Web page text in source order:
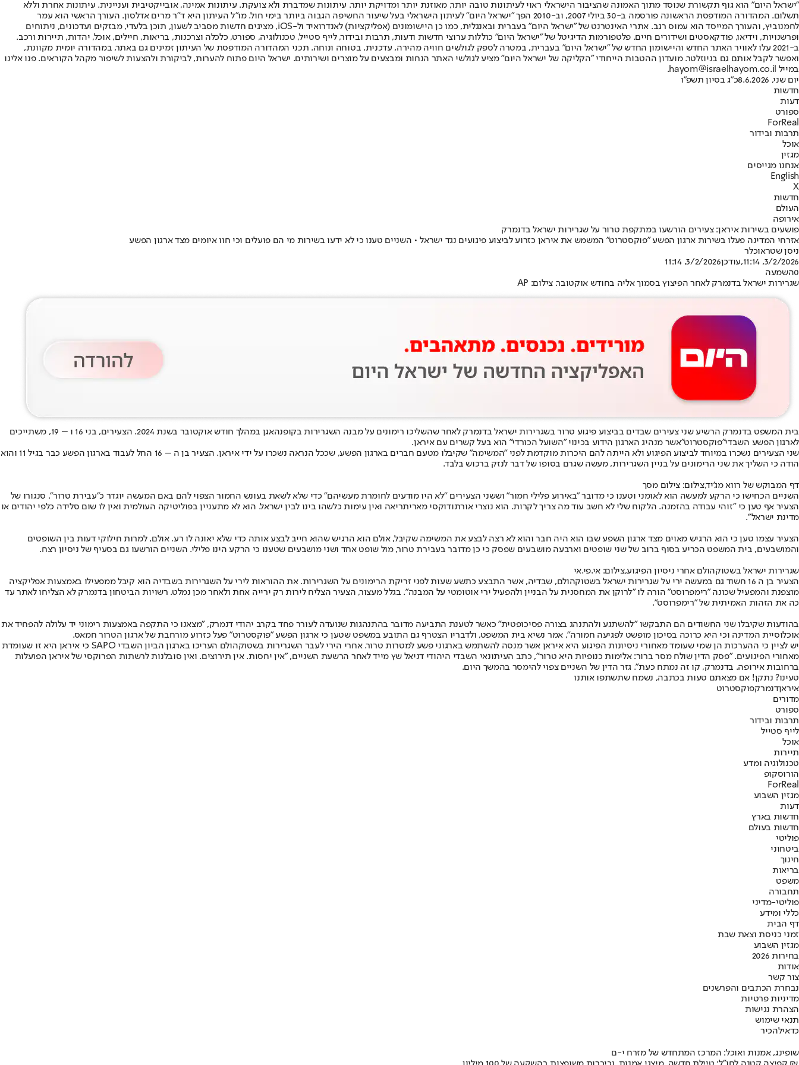
"ישראל היום" הוא גוף תקשורת שנוסד מתוך האמונה שהציבור הישראלי ראוי לעיתונות טובה יותר, מאוזנת יותר ומדויקת יותר. עיתונות שמדברת ולא צועקת. עיתונות אמינה, אובייקטיבית ועניינית. עיתונות אחרת וללא
תשלום. המהדורה המודפסת הראשונה פורסמה ב-30 ביולי 2007, וב-2010 הפך "ישראל היום" לעיתון הישראלי בעל שיעור החשיפה הגבוה ביותר בימי חול. מו"ל העיתון היא ד"ר מרים אדלסון. העורך הראשי הוא עמר
לחמנוביץ, והעורך המייסד הוא עמוס רגב. אתרי האינטרנט של "ישראל היום" בעברית ובאנגלית, כמו כן היישומונים (אפליקציות) לאנדרואיד ול-iOS, מציגים חדשות מסביב לשעון, תוכן בלעדי, מבזקים ועדכונים, ניתוחים
ופרשנויות, וידיאו, פודקאסטים ושידורים חיים. פלטפורמות הדיגיטל של "ישראל היום" כוללות ערוצי חדשות ודעות, תרבות ובידור, לייף סטייל, טכנולוגיה, ספורט, כלכלה וצרכנות, בריאות, חיילים, אוכל, יהדות, תיירות ורכב.
ב-2021 עלו לאוויר האתר החדש והיישומון החדש של "ישראל היום" בעברית, במטרה לספק לגולשים חוויה מהירה, עדכנית, בטוחה ונוחה. תכני המהדורה המודפסת של העיתון זמינים גם באתר, במהדורה יומית מקוונת,
ואפשר לקבל אותם גם בניוזלטר. מועדון ההטבות הייחודי "הקליקה של ישראל היום" מציע לגולשי האתר הנחות ומבצעים על מוצרים ושירותים. ישראל היום פתוח להערות, לביקורת ולהצעות לשיפור מקהל הקוראים. פנו אלינו
במייל hayom@israelhayom.co.il.
יום שני, 8.6.2026
כ"ג בסיון תשפ"ו
חדשות
דעות
ספורט
ForReal
תרבות ובידור
אוכל
מגזין
אנחנו מגייסים
English
X
חדשות
העולם
אירופה
פושעים בשירות איראן: צעירים הורשעו במתקפת טרור על שגרירות ישראל בדנמרק
אזרחי המדינה פעלו בשירות ארגון הפשע "פוקסטרוט" המשמש את איראן כזרוע לביצוע פיגועים נגד ישראל • השניים טענו כי לא ידעו בשירות מי הם פועלים וכי חוו איומים מצד ארגון הפשע
ניסן שטראוכלר
3/2/2026, 11:14
,עודכן3/2/2026, 11:14
0השמעה
שגרירות ישראל בדנמרק לאחר הפיצוץ בסמוך אליה בחודש אוקטובר. צילום: AP
בית המשפט בדנמרק הרשיע שני צעירים שבדים בביצוע פיגוע טרור בשגרירות ישראל בדנמרק לאחר שהשליכו רימונים על מבנה השגרירות בקופנהאגן במהלך חודש אוקטובר בשנת 2024. הצעירים, בני 16 ו – 19, משתייכים
לארגון הפשע השבדי"פוקסטרוט"אשר מנהיג הארגון הידוע בכינוי "השועל הכורדי" הוא בעל קשרים עם איראן.
שני הצעירים נשכרו במיוחד לביצוע הפיגוע ולא הייתה להם היכרות מוקדמת לפני "המשימה" שקיבלו מטעם חברים בארגון הפשע, שככל הנראה נשכרו על ידי איראן. הצעיר בן ה – 16 החל לעבוד בארגון הפשע כבר בגיל 11 והוא
הודה כי השליך את שני הרימונים על בניין השגרירות, מעשה שגרם בסופו של דבר לנזק ברכוש בלבד.
דף המבוקש של רווא מג'יד,צילום: צילום מסך
השניים הכחישו כי הרקע למעשה הוא לאומני וטענו כי מדובר "באירוע פלילי חמור" וששני הצעירים "לא היו מודעים לחומרת מעשיהם" כדי שלא לשאת בעונש החמור הצפוי להם באם המעשה יוגדר כ"עבירת טרור". סנגורו של
הצעיר אף טען כי "זוהי עבודה בהזמנה. הלקוח שלי לא חשב עוד מה צריך לקרות. הוא נוצרי אורתודוקסי מאריתריאה ואין עימות כלשהו בינו לבין ישראל. הוא לא מתעניין בפוליטיקה העולמית ואין לו שום סלידה כלפי יהודים או
מדינת ישראל".
הצעיר עצמו טען כי הוא הרגיש מאוים מצד ארגון השפע שבו הוא היה חבר והוא לא רצה לבצע את המשימה שקיבל, אולם הוא הרגיש שהוא חייב לבצע אותה כדי שלא יאונה לו רע. אולם, למרות חילוקי דעות בין השופטים
והמושבעים, בית המשפט הכריע בסוף ברוב של שני שופטים וארבעה מושבעים שפסק כי כן מדובר בעבירת טרור, מול שופט אחד ושני מושבעים שטענו כי הרקע הינו פלילי. השניים הורשעו גם בסעיף של ניסיון רצח.
שגרירות ישראל בשטוקהולם אחרי ניסיון הפיגוע,צילום: אי.פי.אי
הצעיר בן ה 16 חשוד גם במעשה ירי על שגרירות ישראל בשטוקהולם, שבדיה, אשר התבצע כתשע שעות לפני זריקת הרימונים על השגרירות. את ההוראות לירי על השגרירות בשבדיה הוא קיבל ממפעילו באמצעות אפליקציה
מוצפנת והמפעיל שכונה "רימפרוסט" הורה לו "לרוקן את המחסנית על הבניין ולהפעיל ירי אוטומטי על המבנה". בגלל מעצור, הצעיר הצליח לירות רק ירייה אחת ולאחר מכן נמלט. רשויות הביטחון בדנמרק לא הצליחו לאתר עד
כה את הזהות האמיתית של "רימפרוסט".
בהודעות שקיבלו שני החשודים הם התבקשו "להשתגע ולהתנהג בצורה פסיכופטית" כאשר לטענת התביעה מדובר בהתנהגות שנועדה לעורר פחד בקרב יהודי דנמרק, "מצאנו כי התקפה באמצעות רימוני יד עלולה להפחיד את
אוכלוסיית המדינה וכי היא כרוכה בסיכון מופשט לפגיעה חמורה", אמר נשיא בית המשפט, ולדבריו הצטרף גם התובע במשפט שטען כי ארגון הפשע "פוקסטרוט" פעל כזרוע מורחבת של ארגון הטרור חמאס.
יש לציין כי ההערכות הן שמי שעומד מאחורי ניסיונות הפיגוע היא איראן אשר מנסה להשתמש בארגוני פשע למטרות טרור. אחרי הירי לעבר השגרירות בשטוקהולם העריכו בארגון הביון השבדי SAPO כי איראן היא זו שעומדת
מאחורי הפיגועים. "פסק הדין שולח מסר ברור: אלימות כנופיות היא טרור", כתב העיתונאי השבדי היהודי דניאל שץ מייד לאחר הרשעת השניים, "אין יחסות. אין תירוצים. ואין סובלנות לרשתות הפרוקסי של איראן הפועלות
ברחובות אירופה. בדנמרק, קו זה נמתח כעת". גזר הדין של השניים צפוי להימסר בהמשך היום.
טעינו? נתקן! אם מצאתם טעות בכתבה, נשמח שתשתפו אותנו
איראןדנמרקפוקסטרוט
מדורים
ספורט
תרבות ובידור
לייף סטייל
אוכל
תיירות
טכנולוגיה ומדע
הורוסקופ
ForReal
מגזין השבוע
דעות
חדשות בארץ
חדשות בעולם
פוליטי
ביטחוני
חינוך
בריאות
משפט
תחבורה
פוליטי-מדיני
כללי ומידע
דף הבית
זמני כניסת וצאת שבת
מגזין השבוע
בחירות 2026
אודות
צור קשר
נבחרת הכתבים והפרשנים
מדיניות פרטיות
הצהרת נגישות
תנאי שימוש
כדאילהכיר
שופינג, אמנות ואוכל: המרכז המתחדש של מזרח י-ם